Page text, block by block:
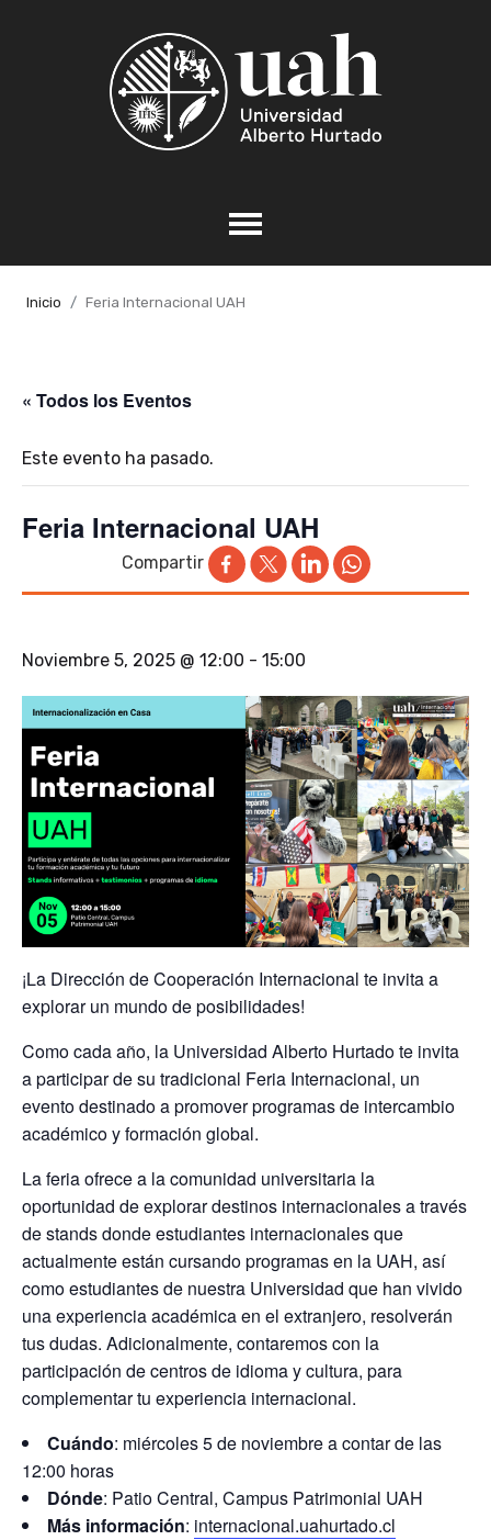
Inicio Feria Internacional UAH
« Todos los Eventos
Este evento ha pasado.
Feria Internacional UAH
Compartir
Noviembre 5, 2025 @ 12:00 - 15:00
¡La Dirección de Cooperación Internacional te invita a
explorar un mundo de posibilidades!
Como cada año, la Universidad Alberto Hurtado te invita
a participar de su tradicional Feria Internacional, un
evento destinado a promover programas de intercambio
académico y formación global.
La feria ofrece a la comunidad universitaria la
oportunidad de explorar destinos internacionales a través
destandsdonde estudiantes internacionales que
actualmente están cursando programas en la UAH, así
como estudiantes de nuestra Universidad que han vivido
una experiencia académica en el extranjero, resolverán
tus dudas. Adicionalmente, contaremos con la
participación decentros de idioma y cultura, para
complementar tu experiencia internacional.
Cuándo: miércoles 5 de noviembre a contar de las
12:00 horas
Dónde: Patio Central, Campus Patrimonial UAH
Más información: internacional.uahurtado.cl